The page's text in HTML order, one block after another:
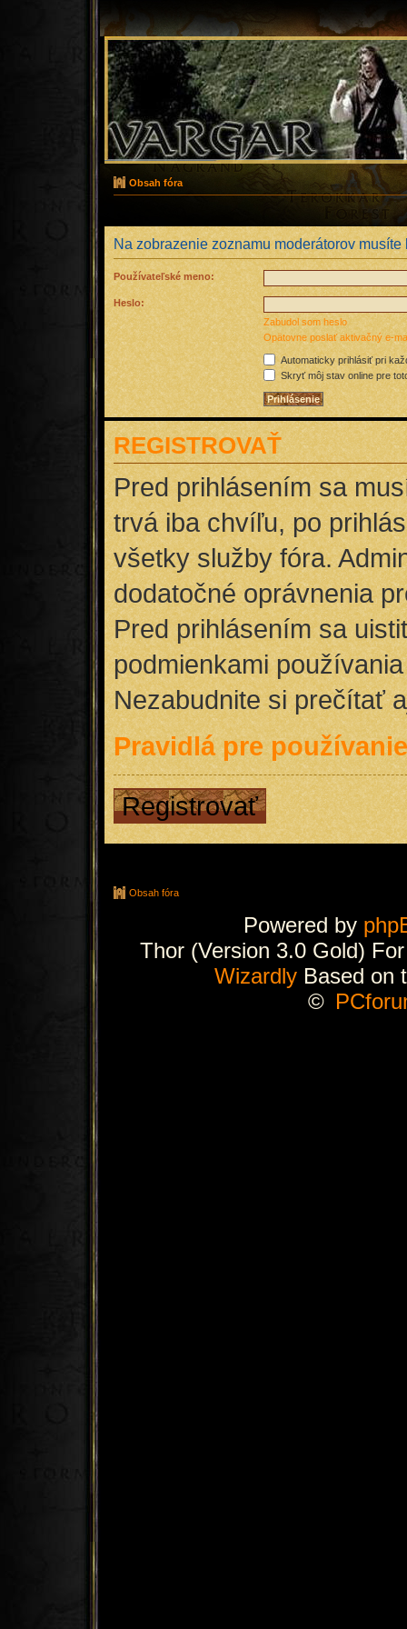
Obsah fóra
Na zobrazenie zoznamu moderátorov
Používateľské meno:
Heslo:
Zabudol som heslo
Opätovne poslať aktivačný e-
Automaticky prihlásiť pri
Skryť môj stav online pre
REGISTROVAŤ
Pred prihlásením sa
trvá iba chvíľu, po
všetky služby fóra.
dodatočné oprávnenia
Pred prihlásením sa
podmienkami
Nezabudnite si prečítať
Pravidlá pre používanie
Registrovať
Obsah fóra
Powered by
Thor (Version 3.0 Gold)
Wizardly Based on
©